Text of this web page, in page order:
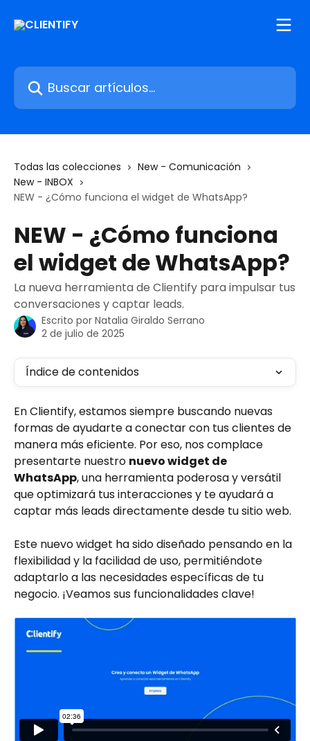
Buscar artículos...
Todas las colecciones
New - Comunicación
New - INBOX
NEW - ¿Cómo funciona el widget de WhatsApp?
NEW - ¿Cómo funciona
el widget de WhatsApp?
La nueva herramienta de Clientify para impulsar tus
conversaciones y captar leads.
Escrito por Natalia Giraldo Serrano
2 de julio de 2025
Índice de contenidos
En Clientify, estamos siempre buscando nuevas
formas de ayudarte a conectar con tus clientes de
manera más eficiente. Por eso, nos complace
presentarte nuestro nuevo widget de
WhatsApp, una herramienta poderosa y versátil
que optimizará tus interacciones y te ayudará a
captar más leads directamente desde tu sitio web.
Este nuevo widget ha sido diseñado pensando en la
flexibilidad y la facilidad de uso, permitiéndote
adaptarlo a las necesidades específicas de tu
negocio. ¡Veamos sus funcionalidades clave!